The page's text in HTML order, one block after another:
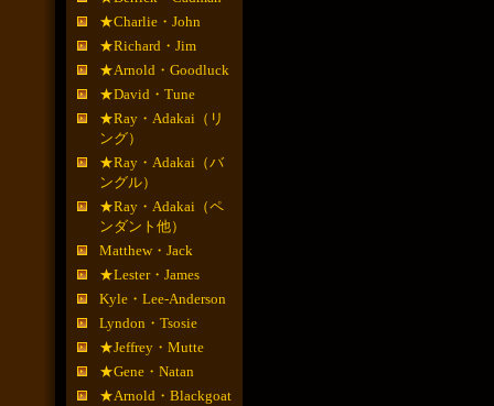
★Charlie・John
★Richard・Jim
★Arnold・Goodluck
★David・Tune
★Ray・Adakai（リ
ング）
★Ray・Adakai（バ
ングル）
★Ray・Adakai（ペ
ンダント他）
Matthew・Jack
★Lester・James
Kyle・Lee-Anderson
Lyndon・Tsosie
★Jeffrey・Mutte
★Gene・Natan
★Arnold・Blackgoat